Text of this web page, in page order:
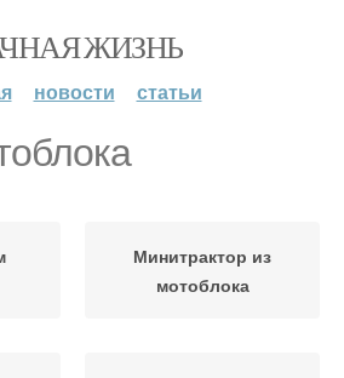
ЖИЗНЬ
новости статьи
Минитрактор из
мотоблока